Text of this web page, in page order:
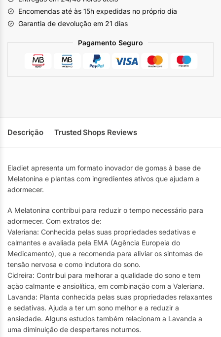
Encomendas até às 15h expedidas no próprio dia
Garantia de devolução em 21 dias
Pagamento Seguro
Descrição Trusted Shops Reviews
Eladiet apresenta um formato inovador de gomas à base de
Melatonina e plantas com ingredientes ativos que ajudam a
adormecer.
A Melatonina contribui para reduzir o tempo necessário para
adormecer. Com extratos de:
Valeriana: Conhecida pelas suas propriedades sedativas e
calmantes e avaliada pela EMA (Agência Europeia do
Medicamento), que a recomenda para aliviar os sintomas de
tensão nervosa e como indutora do sono.
Cidreira: Contribui para melhorar a qualidade do sono e tem
ação calmante e ansiolítica, em combinação com a Valeriana.
Lavanda: Planta conhecida pelas suas propriedades relaxantes
e sedativas. Ajuda a ter um sono melhor e a reduzir a
ansiedade. Alguns estudos também relacionam a Lavanda a
uma diminuição de despertares noturnos.